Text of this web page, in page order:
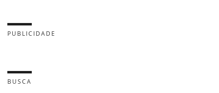
PUBLICIDADE
BUSCA